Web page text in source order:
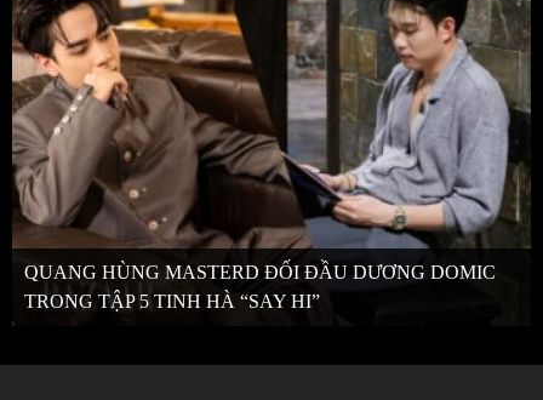
QUANG HÙNG MASTERD ĐỐI ĐẦU DƯƠNG DOMIC
TRONG TẬP 5 TINH HÀ “SAY HI”